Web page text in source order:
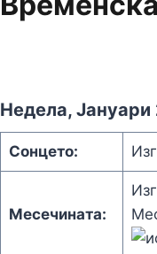
Недела,
Сонцето:
Месечината: